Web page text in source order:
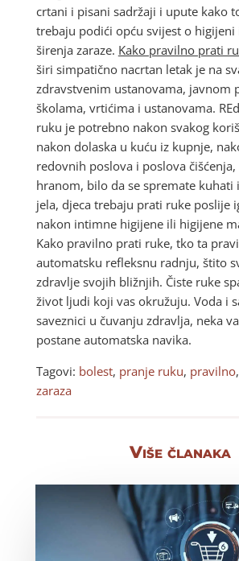
crtani i pisani sadržaji i upute kako
trebaju podići opću svijest o higijeni
širenja zaraze. Kako pravilno prati
širi simpatično nacrtan letak je na
zdravstvenim ustanovama, javnom
školama, vrtićima i ustanovama.
ruku je potrebno nakon svakog
nakon dolaska u kuću iz kupnje,
redovnih poslova i poslova
hranom, bilo da se spremate kuhati
jela, djeca trebaju prati ruke poslije
nakon intimne higijene ili higijene
Kako pravilno prati ruke, tko ta
automatsku refleksnu radnju, štito
zdravlje svojih bližnjih. Čiste ruke
život ljudi koji vas okružuju. Voda i
saveznici u čuvanju zdravlja, neka
postane automatska navika.
Tagovi: bolest, pranje ruku, pravilno,
zaraza
Više članaka